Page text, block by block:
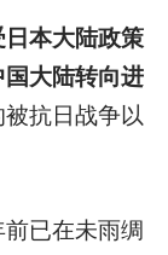
日本大陆政策
大陆转向进
被抗日战争以
已在未雨绸